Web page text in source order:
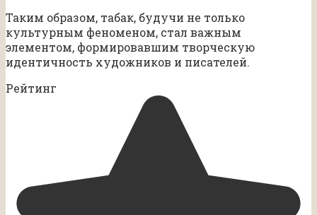
Таким образом, табак, будучи не только
культурным феноменом, стал важным
элементом, формировавшим творческую
идентичность художников и писателей.
Рейтинг